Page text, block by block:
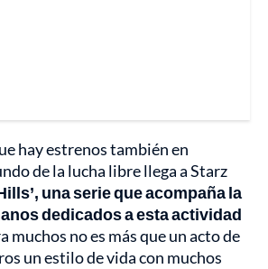
hay estrenos también en
de la lucha libre llega a Starz
una serie que acompaña la
dedicados a esta actividad
muchos no es más que un acto de
un estilo de vida con muchos